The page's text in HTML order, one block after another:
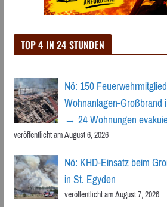
TOP 4 IN 24 STUNDEN
Nö: 150
Wohnanlagen-
→ 24 Wohnungen
veröffentlicht am August 6, 2026
Nö: KHD-Einsatz beim
in St. Egyden
veröffentlicht am August 7, 2026